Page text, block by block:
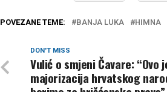
POVEZANE TEME: BANJA LUKA HIMNA
DON'T MISS
Vulić o smjeni Čavare: “Ovo
majorizacija hrvatskog